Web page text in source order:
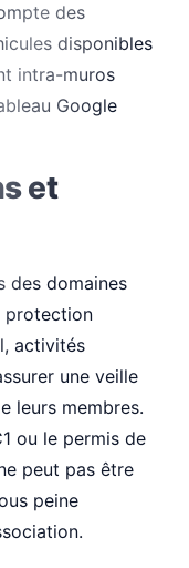
des
disponibles
intra-muros
Google
et
des domaines
protection
activités
une veille
leurs membres.
ou le permis de
peut pas être
peine